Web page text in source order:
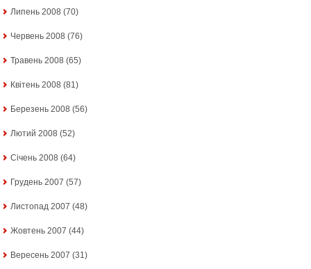
Липень 2008 (70)
Червень 2008 (76)
Травень 2008 (65)
Квітень 2008 (81)
Березень 2008 (56)
Лютий 2008 (52)
Січень 2008 (64)
Грудень 2007 (57)
Листопад 2007 (48)
Жовтень 2007 (44)
Вересень 2007 (31)